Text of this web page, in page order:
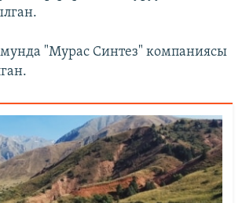
"Мурас Синтез" компаниясы